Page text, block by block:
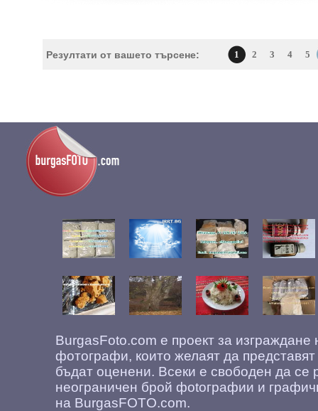
Резултати от вашето търсене: 1 2 3 4 5
BurgasFoto.com е проект за
фотографи, които желаят да
бъдат оценени. Всеки е свободен да се
неограничен брой фоtографии и
на BurgasFOTO.com.